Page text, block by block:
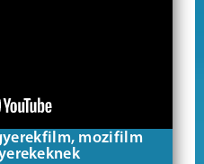
mozifilm